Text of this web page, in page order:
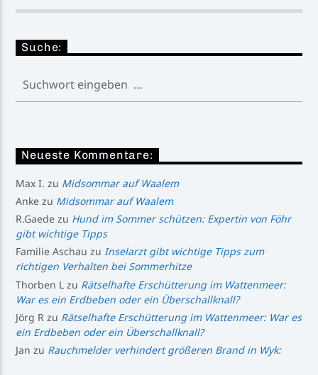
Suche:
Neueste Kommentare:
Max I. zu Midsommar auf Waalem
Anke zu Midsommar auf Waalem
R.Gaede zu Hund im Sommer schützen: Expertin von Föhr
gibt wichtige Tipps
Familie Aschau zuInselarzt gibt wichtige Tipps zum
richtigen Verhalten bei Sommerhitze
Thorben L zu Rätselhafte Erschütterung im Wattenmeer:
War es ein Erdbeben oder ein Überschallknall?
Jörg R zu Rätselhafte Erschütterung im Wattenmeer: War es
ein Erdbeben oder ein Überschallknall?
Jan zu Rauchmelder verhindert größeren Brand in Wyk: